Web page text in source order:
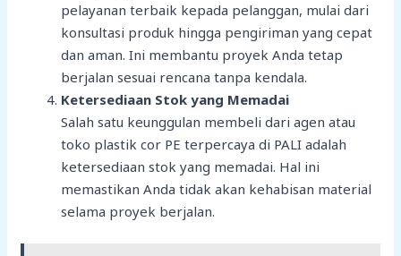
pelayanan terbaik kepada pelanggan, mulai dari
konsultasi produk hingga pengiriman yang cepat
dan aman. Ini membantu proyek Anda tetap
berjalan sesuai rencana tanpa kendala.
Ketersediaan Stok yang Memadai
Salah satu keunggulan membeli dari agen atau
toko plastik cor PE terpercaya di PALI adalah
ketersediaan stok yang memadai. Hal ini
memastikan Anda tidak akan kehabisan material
selama proyek berjalan.